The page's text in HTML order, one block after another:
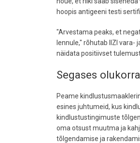
hoopis antigeeni testi
"Arvestama peaks, et
lennule," rõhutab IIZI
näidata positiivset
Segases
Peame
esines juhtumeid, kus
kindlustustingimuste
oma otsust muutma ja
tõlgendamise ja